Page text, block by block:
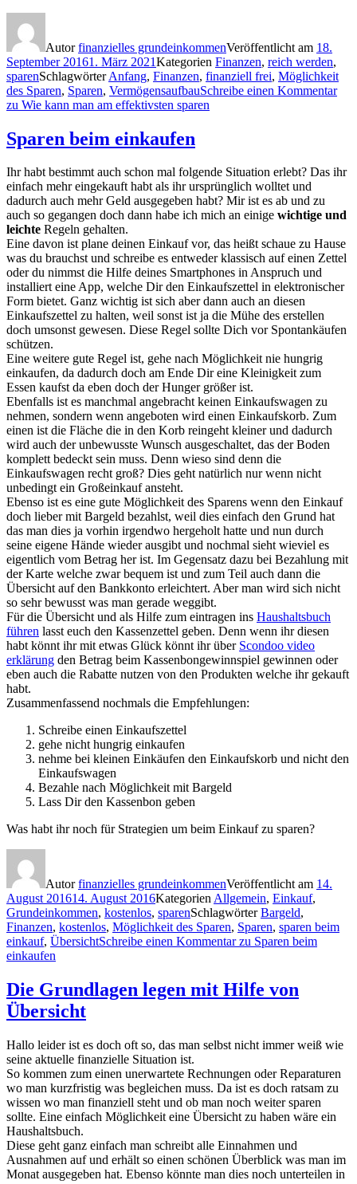
Autorfinanzielles grundeinkommenVeröffentlicht am 18.
September 20161. März 2021Kategorien Finanzen, reich werden,
sparenSchlagwörterAnfang, Finanzen, finanziell frei, Möglichkeit
des Sparen, Sparen, VermögensaufbauSchreibe einen Kommentar
zu Wie kann man am effektivsten sparen
Sparen beim einkaufen
Ihr habt bestimmt auch schon mal folgende Situation erlebt? Das ihr
einfach mehr eingekauft habt als ihr ursprünglich wolltet und
dadurch auch mehr Geld ausgegeben habt? Mir ist es ab und zu
auch so gegangen doch dann habe ich mich an einige wichtige und
leichte Regeln gehalten.
Eine davon ist plane deinen Einkauf vor, das heißt schaue zu Hause
was du brauchst und schreibe es entweder klassisch auf einen Zettel
oder du nimmst die Hilfe deines Smartphones in Anspruch und
installiert eine App, welche Dir den Einkaufszettel in elektronischer
Form bietet. Ganz wichtig ist sich aber dann auch an diesen
Einkaufszettel zu halten, weil sonst ist ja die Mühe des erstellen
doch umsonst gewesen. Diese Regel sollte Dich vor Spontankäufen
schützen.
Eine weitere gute Regel ist, gehe nach Möglichkeit nie hungrig
einkaufen, da dadurch doch am Ende Dir eine Kleinigkeit zum
Essen kaufst da eben doch der Hunger größer ist.
Ebenfalls ist es manchmal angebracht keinen Einkaufswagen zu
nehmen, sondern wenn angeboten wird einen Einkaufskorb. Zum
einen ist die Fläche die in den Korb reingeht kleiner und dadurch
wird auch der unbewusste Wunsch ausgeschaltet, das der Boden
komplett bedeckt sein muss. Denn wieso sind denn die
Einkaufswagen recht groß? Dies geht natürlich nur wenn nicht
unbedingt ein Großeinkauf ansteht.
Ebenso ist es eine gute Möglichkeit des Sparens wenn den Einkauf
doch lieber mit Bargeld bezahlst, weil dies einfach den Grund hat
das man dies ja vorhin irgendwo hergeholt hatte und nun durch
seine eigene Hände wieder ausgibt und nochmal sieht wieviel es
eigentlich vom Betrag her ist. Im Gegensatz dazu bei Bezahlung mit
der Karte welche zwar bequem ist und zum Teil auch dann die
Übersicht auf den Bankkonto erleichtert. Aber man wird sich nicht
so sehr bewusst was man gerade weggibt.
Für die Übersicht und als Hilfe zum eintragen ins Haushaltsbuch
führen lasst euch den Kassenzettel geben. Denn wenn ihr diesen
habt könnt ihr mit etwas Glück könnt ihr über Scondoo video
erklärung den Betrag beim Kassenbongewinnspiel gewinnen oder
eben auch die Rabatte nutzen von den Produkten welche ihr gekauft
habt.
Zusammenfassend nochmals die Empfehlungen:
Schreibe einen Einkaufszettel
gehe nicht hungrig einkaufen
nehme bei kleinen Einkäufen den Einkaufskorb und nicht den
Einkaufswagen
Bezahle nach Möglichkeit mit Bargeld
Lass Dir den Kassenbon geben
Was habt ihr noch für Strategien um beim Einkauf zu sparen?
Autorfinanzielles grundeinkommenVeröffentlicht am 14.
August 201614. August 2016KategorienAllgemein, Einkauf,
Grundeinkommen, kostenlos, sparenSchlagwörterBargeld,
Finanzen, kostenlos, Möglichkeit des Sparen, Sparen, sparen beim
einkauf, ÜbersichtSchreibe einen Kommentarzu Sparen beim
einkaufen
Die Grundlagen legen mit Hilfe von
Übersicht
Hallo leider ist es doch oft so, das man selbst nicht immer weiß wie
seine aktuelle finanzielle Situation ist.
So kommen zum einen unerwartete Rechnungen oder Reparaturen
wo man kurzfristig was begleichen muss. Da ist es doch ratsam zu
wissen wo man finanziell steht und ob man noch weiter sparen
sollte. Eine einfach Möglichkeit eine Übersicht zu haben wäre ein
Haushaltsbuch.
Diese geht ganz einfach man schreibt alle Einnahmen und
Ausnahmen auf und erhält so einen schönen Überblick was man im
Monat ausgegeben hat. Ebenso könnte man dies noch unterteilen in